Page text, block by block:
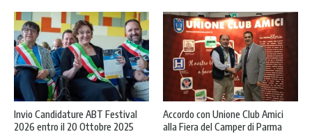
Invio Candidature ABT Festival
2026 entro il 20 Ottobre 2025
Accordo con Unione Club Amici
alla Fiera del Camper di Parma